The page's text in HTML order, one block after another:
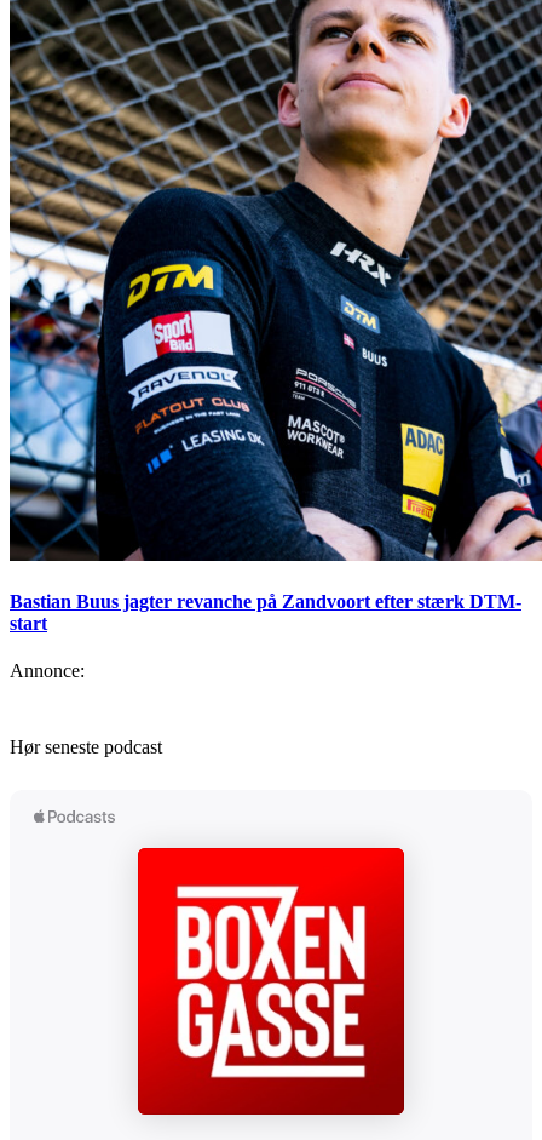
Bastian Buus jagter revanche på Zandvoort efter stærk DTM-
start
Annonce:
Hør seneste podcast